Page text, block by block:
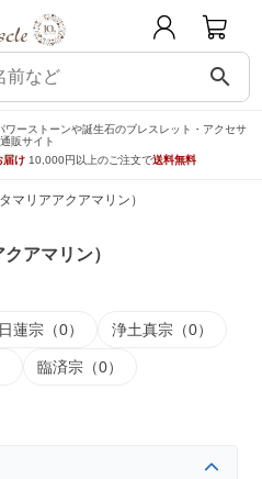
search
ーストーンや誕生石のブレスレット・アクセサ
販サイト
届け 10,000円以上のご注文で送料無料
マリアアクアマリン）
アマリン）
日蓮宗（0） 浄土真宗（0）
臨済宗（0）